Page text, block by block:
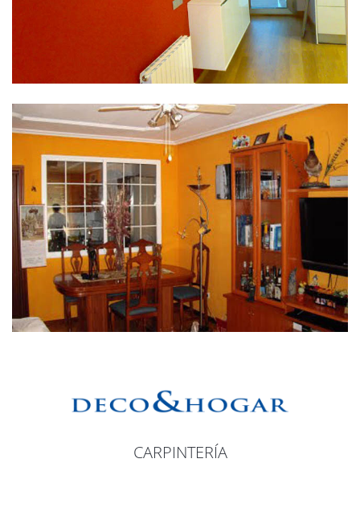
CARPINTERÍA